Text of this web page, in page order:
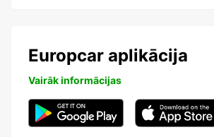
Europcar aplikācija
Vairāk informācijas